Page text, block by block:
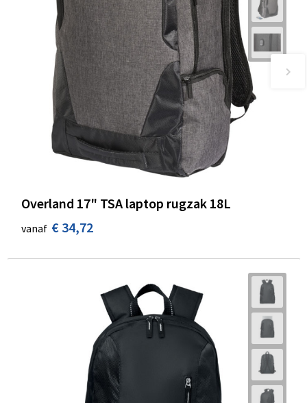
Overland 17" TSA laptop rugzak 18L
vanaf € 34,72